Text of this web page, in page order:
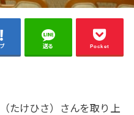
送る Pocket
たけひさ）さんを取り上